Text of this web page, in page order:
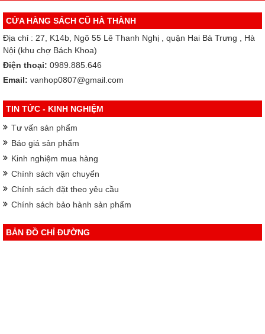
CỬA HÀNG SÁCH CŨ HÀ THÀNH
Địa chỉ : 27, K14b, Ngõ 55 Lê Thanh Nghị , quận Hai Bà Trưng , Hà
Nội (khu chợ Bách Khoa)
Điện thoại: 0989.885.646
Email: vanhop0807@gmail.com
TIN TỨC - KINH NGHIỆM
Tư vấn sản phẩm
Báo giá sản phẩm
Kinh nghiệm mua hàng
Chính sách vận chuyển
Chính sách đặt theo yêu cầu
Chính sách bảo hành sản phẩm
BẢN ĐỒ CHỈ ĐƯỜNG